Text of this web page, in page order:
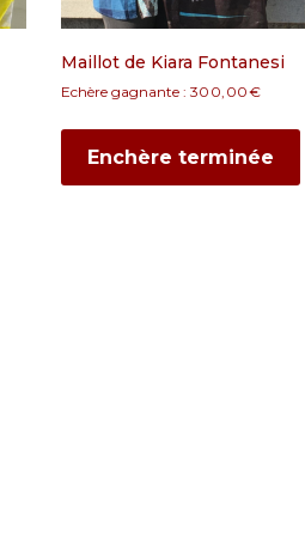
Maillot de Kiara Fontanesi
Echère gagnante : 300,00€
Enchère terminée